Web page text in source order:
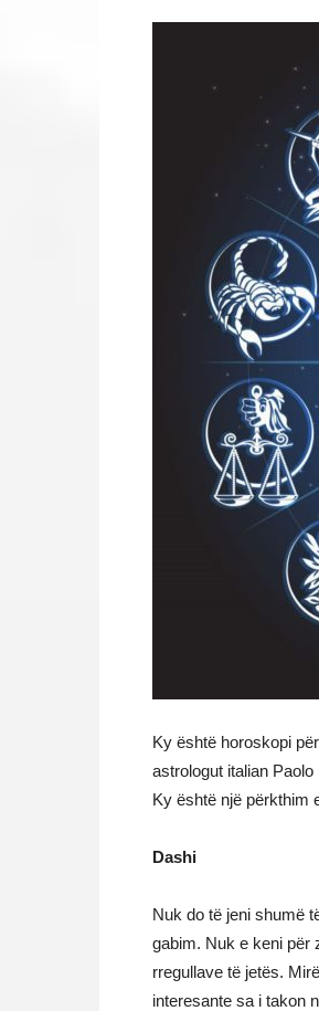
Ky është horoskopi
astrologut italian
Ky është një përkthim
Dashi
Nuk do të jeni shumë
gabim. Nuk e keni për
rregullave të jetës.
interesante sa i takon